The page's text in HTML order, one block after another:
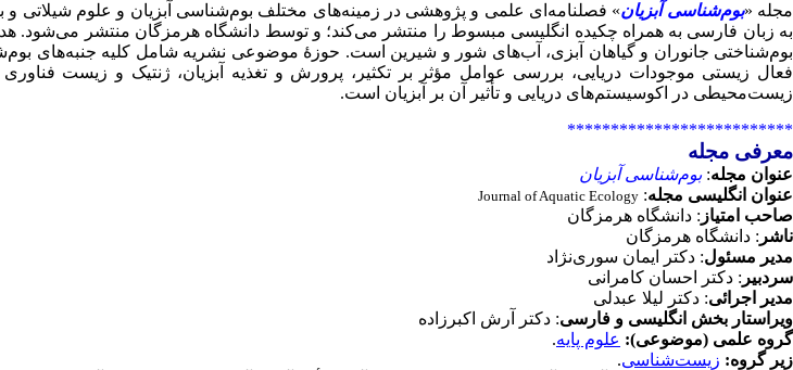
مجله «بوم‌شناسی آبزیان» فصلنامه‌ای علمی و پژوهشی در زمینه‌های مختلف بوم‌شناسی آبزیان و علوم
به زبان فارسی به همراه چکیده انگلیسی مبسوط را منتشر می‌کند؛ و توسط دانشگاه هرمزگان منتشر می‌شود.
بوم‌شناختی جانوران و گیاهان آبزی، آب‌های شور و شیرین است. حوزۀ موضوعی نشریه شامل کلیه جنبه‌های
فعال زیستی موجودات دریایی، بررسی عوامل مؤثر بر تکثیر، پرورش و تغذیه آبزیان، ژنتیک و زیست فناوری
زیست‌محیطی در اکوسیستم‌های دریایی و تأثیر آن بر آبزیان است.
**************************
معرفی مجله
عنوان مجله: بوم‌شناسی آبزیان
عنوان انگلیسی مجله:
Journal of Aquatic Ecology
صاحب امتیاز : دانشگاه هرمزگان
ناشر : دانشگاه هرمزگان
مدیر مسئول: دکتر ایمان سوری‌نژاد
سردبیر : دکتر احسان کامرانی
مدیر اجرائی: دکتر لیلا عبدلی
ویراستار بخش انگلیسی و فارسی: دکتر آرش اکبرزاده
گروه علمی (موضوعی): علوم پایه.
زیر گروه: زیست‌شناسی.